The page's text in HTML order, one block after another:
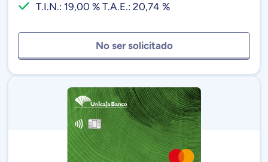
T.I.N.: 19,00 % T.A.E.: 20,74 %
No ser solicitado